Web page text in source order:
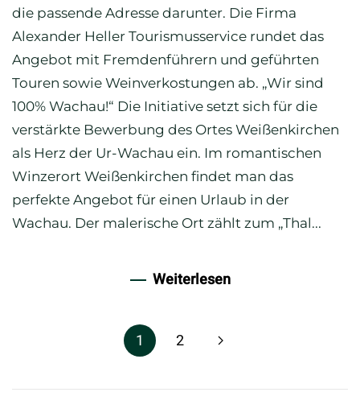
die passende Adresse darunter. Die Firma
Alexander Heller Tourismusservice rundet das
Angebot mit Fremdenführern und geführten
Touren sowie Weinverkostungen ab. „Wir sind
100% Wachau!“ Die Initiative setzt sich für die
verstärkte Bewerbung des Ortes Weißenkirchen
als Herz der Ur-Wachau ein. Im romantischen
Winzerort Weißenkirchen findet man das
perfekte Angebot für einen Urlaub in der
Wachau. Der malerische Ort zählt zum „Thal...
Weiterlesen
1 2